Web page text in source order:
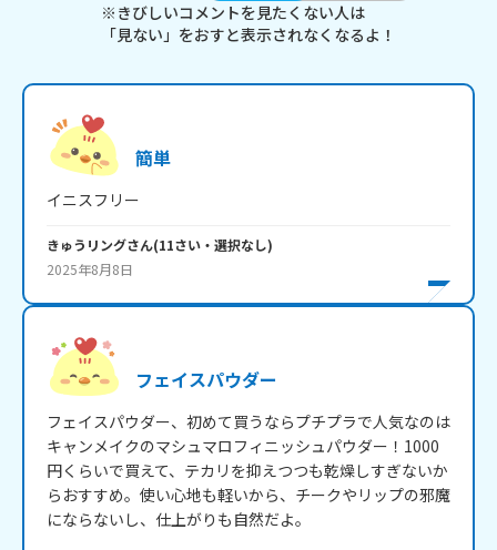
※きびしいコメントを見たくない人は
「見ない」をおすと表示されなくなるよ！
簡単
きゅうリングさん(11さい・ 選択なし)
2025年8月8日
フェイスパウダー
フェイスパウダー、初めて買うならプチプラで人気なのは
キャンメイクのマシュマロフィニッシュパウダー！1000
円くらいで買えて、テカリを抑えつつも乾燥しすぎないか
らおすすめ。使い心地も軽いから、チークやリップの邪魔
にならないし、仕上がりも自然だよ。